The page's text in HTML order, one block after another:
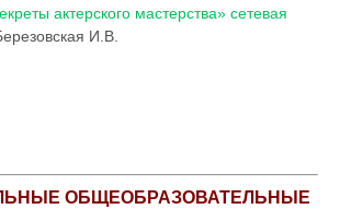
актерского мастерства» сетевая
И.В.
ОБЩЕОБРАЗОВАТЕЛЬНЫЕ